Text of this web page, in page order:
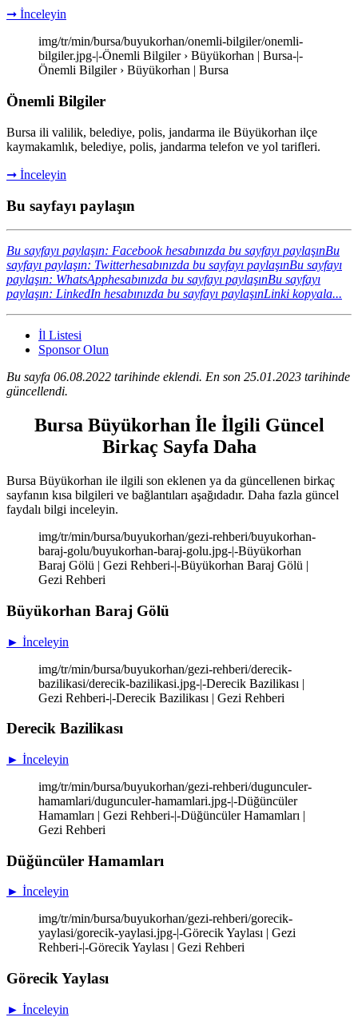
➞ İnceleyin
img/tr/min/bursa/buyukorhan/onemli-bilgiler/onemli-
bilgiler.jpg-|-Önemli Bilgiler › Büyükorhan | Bursa-|-
Önemli Bilgiler › Büyükorhan | Bursa
Önemli Bilgiler
Bursa ili valilik, belediye, polis, jandarma ile Büyükorhan ilçe
kaymakamlık, belediye, polis, jandarma telefon ve yol tarifleri.
➞ İnceleyin
Bu sayfayı paylaşın
Bu sayfayı paylaşın: Facebook hesabınızda bu sayfayı paylaşınBu
sayfayı paylaşın: Twitterhesabınızda bu sayfayı paylaşınBu sayfayı
paylaşın: WhatsApphesabınızda bu sayfayı paylaşınBu sayfayı
paylaşın: LinkedIn hesabınızda bu sayfayı paylaşınLinki kopyala...
İl Listesi
Sponsor Olun
Bu sayfa 06.08.2022 tarihinde eklendi. En son 25.01.2023 tarihinde
güncellendi.
Bursa Büyükorhan İle İlgili Güncel
Birkaç Sayfa Daha
Bursa Büyükorhan ile ilgili son eklenen ya da güncellenen birkaç
sayfanın kısa bilgileri ve bağlantıları aşağıdadır. Daha fazla güncel
faydalı bilgi inceleyin.
img/tr/min/bursa/buyukorhan/gezi-rehberi/buyukorhan-
baraj-golu/buyukorhan-baraj-golu.jpg-|-Büyükorhan
Baraj Gölü | Gezi Rehberi-|-Büyükorhan Baraj Gölü |
Gezi Rehberi
Büyükorhan Baraj Gölü
► İnceleyin
img/tr/min/bursa/buyukorhan/gezi-rehberi/derecik-
bazilikasi/derecik-bazilikasi.jpg-|-Derecik Bazilikası |
Gezi Rehberi-|-Derecik Bazilikası | Gezi Rehberi
Derecik Bazilikası
► İnceleyin
img/tr/min/bursa/buyukorhan/gezi-rehberi/dugunculer-
hamamlari/dugunculer-hamamlari.jpg-|-Düğüncüler
Hamamları | Gezi Rehberi-|-Düğüncüler Hamamları |
Gezi Rehberi
Düğüncüler Hamamları
► İnceleyin
img/tr/min/bursa/buyukorhan/gezi-rehberi/gorecik-
yaylasi/gorecik-yaylasi.jpg-|-Görecik Yaylası | Gezi
Rehberi-|-Görecik Yaylası | Gezi Rehberi
Görecik Yaylası
► İnceleyin